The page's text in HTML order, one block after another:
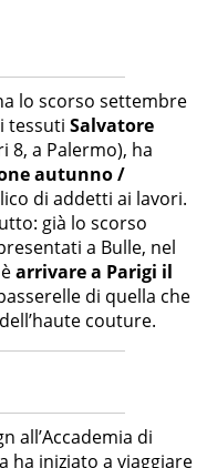
lo scorso settembre
tessuti Salvatore
8, a Palermo), ha
autunno /
di addetti ai lavori.
già lo scorso
a Bulle, nel
arrivare a Parigi il
di quella che
couture.
all’Accademia di
ha iniziato a viaggiare